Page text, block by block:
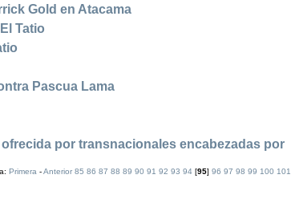
Gold en Atacama
Tatio
Pascua Lama
por transnacionales encabezadas por
Primera-Anterior 85 86 87 88 89 90 91 92 93 94[95] 96 97 98 99 100 101